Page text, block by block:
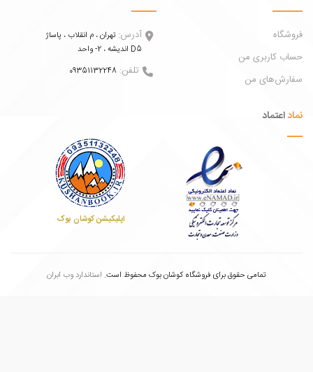
کاربری من
من
آدرس:تهران ، م انقلاب ، پاساژ
تلفن:09351132248
اپلیکیشن کوشان بوک
تمامی حقوق برای فروشگاه کوشان بوک محفوظ است.استاندارد وب ابران